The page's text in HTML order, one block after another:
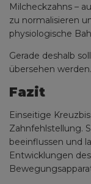
Milcheckzahns –
zu normalisieren
physiologische
Gerade deshalb
übersehen werden.
Fazit
Einseitige
Zahnfehlstellung.
beeinflussen und
Entwicklungen